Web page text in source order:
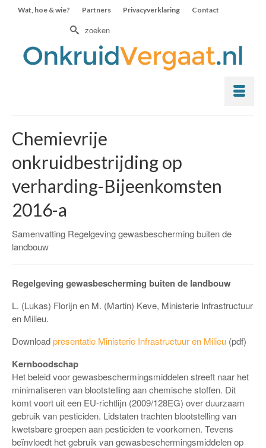
Wat, hoe & wie? Partners Privacyverklaring Contact
Zoek
Chemievrije
onkruidbestrijding op
verharding-Bijeenkomsten
2016-a
Samenvatting Regelgeving gewasbescherming buiten de
landbouw
Regelgeving gewasbescherming buiten de landbouw
L. (Lukas) Florijn en M. (Martin) Keve, Ministerie Infrastructuur
en Milieu.
Downloadpresentatie Ministerie Infrastructuur en Milieu (pdf)
Kernboodschap
Het beleid voor gewasbeschermingsmiddelen streeft naar het
minimaliseren van blootstelling aan chemische stoffen. Dit
komt voort uit een EU-richtlijn (2009/128EG) over duurzaam
gebruik van pesticiden. Lidstaten trachten blootstelling van
kwetsbare groepen aan pesticiden te voorkomen. Tevens
beïnvloedt het gebruik van gewasbeschermingsmiddelen op